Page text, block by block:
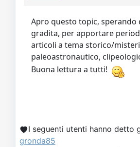
Apro questo topic, sperando
gradita, per apportare
articoli a tema storico/
paleoastronautico,
Buona lettura a tutti!
I seguenti utenti hanno detto
gronda85